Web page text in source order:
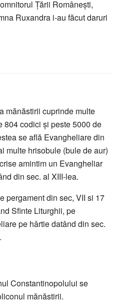
Ţării Româneşti,
Ruxandra i-au făcut daruri
mănăstirii cuprinde multe
804 codici şi peste 5000 de
se află Evangheliare din
multe hrisobule (bule de aur)
amintim un Evangheliar
din sec. al XIII-lea.
pergament din sec, VII si 17
Sfinte Liturghii, pe
pe hârtie datând din sec.
Constantinopolului se
mănăstirii.